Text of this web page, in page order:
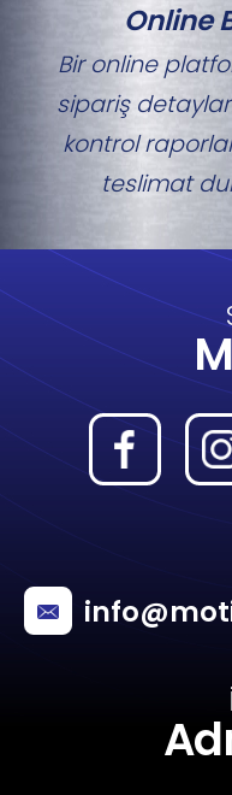
Online
Bir online
sipariş
kontrol
teslimat